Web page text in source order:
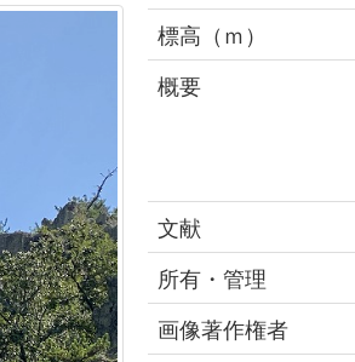
標高（ｍ）
概要
文献
所有・管理
画像著作権者